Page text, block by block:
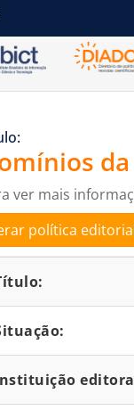
ver mais
política